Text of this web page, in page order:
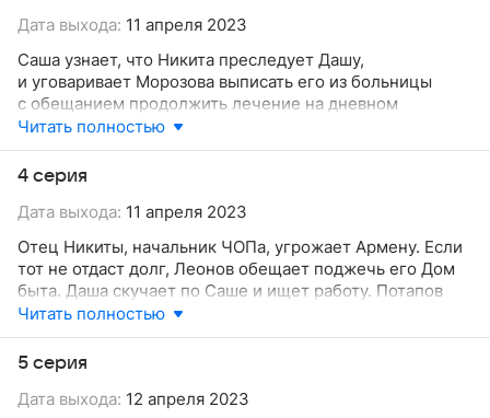
Дата выхода: 11 апреля 2023
Саша узнает, что Никита преследует Дашу,
и уговаривает Морозова выписать его из больницы
с обещанием продолжить лечение на дневном
стационаре. Саша намерен отомстить Никите. Таня
переживает за сына и обращается за помощью
к Потапову. Узнав тайну, которую скрывала от нее мать,
Таня отправляется на поиски своего отца Михаила
Казанцева и сводной сестры Юли.
Читать полностью
4 серия
Дата выхода: 11 апреля 2023
Отец Никиты, начальник ЧОПа, угрожает Армену. Если
тот не отдаст долг, Леонов обещает поджечь его Дом
быта. Даша скучает по Саше и ищет работу. Потапов
помогает устроить Сашу в армию, несмотря
на недавнюю тяжелую операцию. Это единственный
способ не позволить Саше мстить Леонову. Таня
разыскивает сына сводной сестры Лешу. Узнав,
что ребенок проблемный, она решает оформить
Читать полностью
5 серия
Дата выхода: 12 апреля 2023